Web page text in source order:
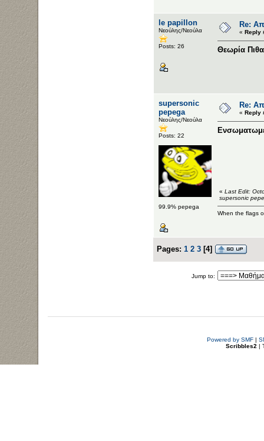
le papillon
Νεούλης/Νεούλα
Posts: 26
Re:
« Reply
Θεωρία
supersonic
pepega
Νεούλης/Νεούλα
Posts: 22
99.9% pepega
Re:
« Reply
« Last Edit:
supersonic
When the flags
Pages: 1 2 3 [4]
Jump to:
Powered by SMF|
Scribbles2 |